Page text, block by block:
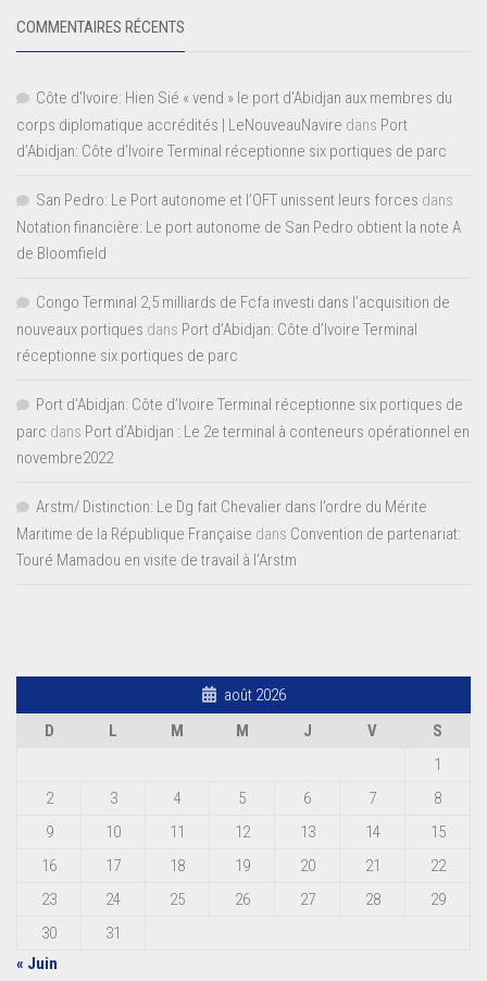
COMMENTAIRES RÉCENTS
Côte d'Ivoire: Hien Sié « vend » le port d'Abidjan aux membres du
corps diplomatique accrédités | LeNouveauNavire dans Port
d’Abidjan: Côte d’Ivoire Terminal réceptionne six portiques de parc
San Pedro: Le Port autonome et l’OFT unissent leurs forces dans
Notation financière: Le port autonome de San Pedro obtient la note A
de Bloomfield
Congo Terminal 2,5 milliards de Fcfa investi dans l’acquisition de
nouveaux portiques dans Port d’Abidjan: Côte d’Ivoire Terminal
réceptionne six portiques de parc
Port d'Abidjan: Côte d’Ivoire Terminal réceptionne six portiques de
parc dans Port d’Abidjan : Le 2e terminal à conteneurs opérationnel en
novembre2022
Arstm/ Distinction: Le Dg fait Chevalier dans l’ordre du Mérite
Maritime de la République Française dans Convention de partenariat:
Touré Mamadou en visite de travail à l’Arstm
août 2026
D
L M M J V
S
1
2
3 4 5 6 7
8
9
10 11 12 13 14
15
16
17 18 19 20 21
22
23
24 25 26 27 28
29
30
31
« Juin